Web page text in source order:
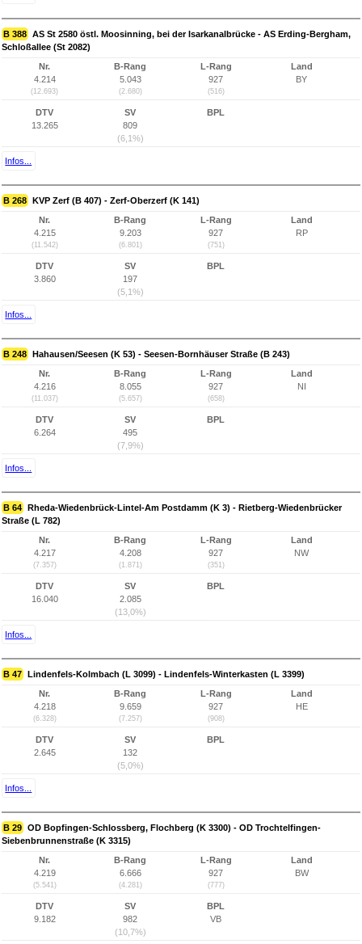
B 388 AS St 2580 östl. Moosinning, bei der Isarkanalbrücke - AS Erding-Bergham,
Schloßallee (St 2082)
Nr.
4.214
(12.693)
B-Rang
5.043
(2.680)
L-Rang
927
(516)
Land
BY
DTV
13.265
SV
809
(6,1%)
BPL
Infos...
B 268 KVP Zerf (B 407) - Zerf-Oberzerf (K 141)
Nr.
4.215
(11.542)
B-Rang
9.203
(6.801)
L-Rang
927
(751)
Land
RP
DTV
3.860
SV
197
(5,1%)
BPL
Infos...
B 248 Hahausen/Seesen (K 53) - Seesen-Bornhäuser Straße (B 243)
Nr.
4.216
(11.037)
B-Rang
8.055
(5.657)
L-Rang
927
(658)
Land
NI
DTV
6.264
SV
495
(7,9%)
BPL
Infos...
B 64 Rheda-Wiedenbrück-Lintel-Am Postdamm (K 3) - Rietberg-Wiedenbrücker
Straße (L 782)
Nr.
4.217
(7.357)
B-Rang
4.208
(1.871)
L-Rang
927
(351)
Land
NW
DTV
16.040
SV
2.085
(13,0%)
BPL
Infos...
B 47 Lindenfels-Kolmbach (L 3099) - Lindenfels-Winterkasten (L 3399)
Nr.
4.218
(6.328)
B-Rang
9.659
(7.257)
L-Rang
927
(908)
Land
HE
DTV
2.645
SV
132
(5,0%)
BPL
Infos...
B 29 OD Bopfingen-Schlossberg, Flochberg (K 3300) - OD Trochtelfingen-
Siebenbrunnenstraße (K 3315)
Nr.
4.219
(5.541)
B-Rang
6.666
(4.281)
L-Rang
927
(777)
Land
BW
DTV
9.182
SV
982
(10,7%)
BPL
VB